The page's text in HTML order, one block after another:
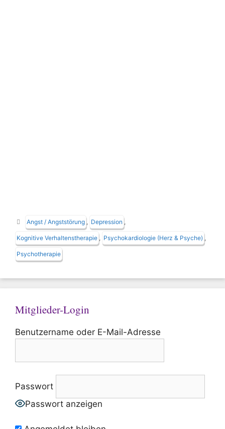
Schlagwörter
Angst / Angststörung Depression
Kognitive Verhaltenstherapie Psychokardiologie (Herz & Psyche)
Psychotherapie
Mitglieder-Login
Benutzername oder E-Mail-Adresse
Passwort
Passwort anzeigen